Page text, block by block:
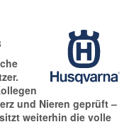
und Nieren geprüft –
weiterhin die volle